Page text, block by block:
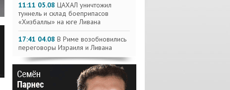
11:11 05.08 ЦАХАЛ уничтожил
туннель и склад боеприпасов
«Хизбаллы» на юге Ливана
17:41 04.08 В Риме возобновились
переговоры Израиля и Ливана